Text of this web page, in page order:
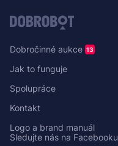
Dobročinné aukce 13
Jak to funguje
Spolupráce
Kontakt
Logo a brand manuál
Sledujte nás na Facebooku